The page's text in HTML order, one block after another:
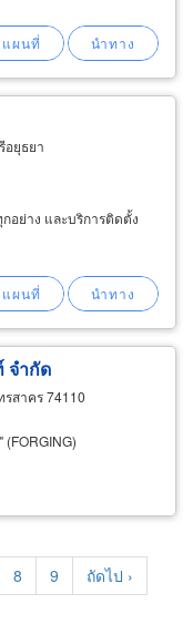
อยุธยา
อย่าง และบริการติดตั้ง
จำกัด
สาคร 74110
Page
8 Page
9
Next
page
ถัดไป ›